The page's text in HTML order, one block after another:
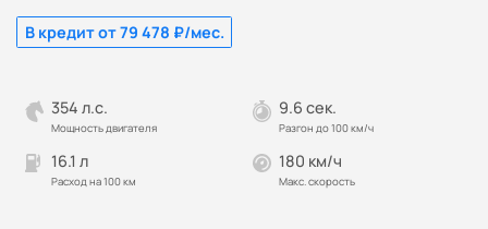
В кредит от 79 478 ₽/мес.
354 л.с.
Мощность двигателя
9.6 сек.
Разгон до 100 км/ч
16.1 л
Расход на 100 км
180 км/ч
Макс. скорость